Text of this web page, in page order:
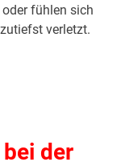
fühlen sich
verletzt.
der